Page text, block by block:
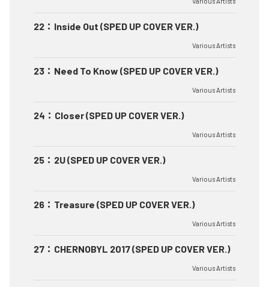
22 ： Inside Out (SPED UP COVER VER.)
Various Artists
23 ： Need To Know (SPED UP COVER VER.)
Various Artists
24 ： Closer (SPED UP COVER VER.)
Various Artists
25 ： 2U (SPED UP COVER VER.)
Various Artists
26 ： Treasure (SPED UP COVER VER.)
Various Artists
27 ： CHERNOBYL 2017 (SPED UP COVER VER.)
Various Artists